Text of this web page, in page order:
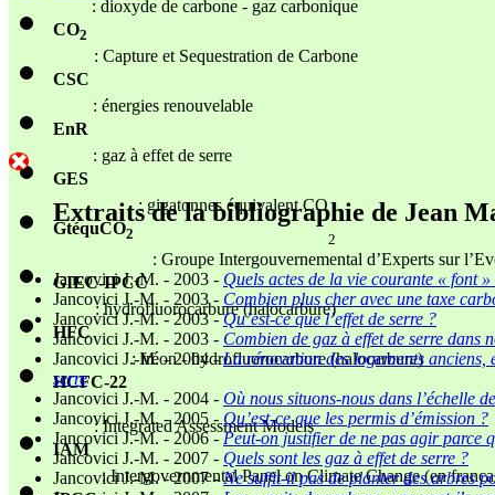
CO2 : dioxyde de carbone - gaz carbonique
CSC : Capture et Sequestration de Carbone
EnR : énergies renouvelable
GES : gaz à effet de serre
GtéquCO2: gigatonnes équivalent CO2
GIEC-IPCC: Groupe Intergouvernemental d’Experts sur
HFC: hydrofluorocarbure (halocarbure)
HCFC-22: fréon - hydrofluorocarbure (halocarbure)
IAM: Integrated Assessment Models
Extraits de la bibliographie de Jean
Jancovici J.-M. - 2003 - Quels actes de la vie courante « font »
Jancovici J.-M. - 2003 - Combien plus cher avec une taxe
Jancovici J.-M. - 2003 -Qu’est-ce que l’effet de serre ?
Jancovici J.-M. - 2003 - Combien de gaz à effet de serre dans
Jancovici J.-M. - 2004 -La rénovation des logements anciens,
serre
Jancovici J.-M. - 2004 - Où nous situons-nous dans l’échelle
Jancovici J.-M. - 2005 - Qu’est-ce que les permis d’émission ?
Jancovici J.-M. - 2006 -Peut-on justifier de ne pas agir parce
Jancovici J.-M. - 2007 - Quels sont les gaz à effet de serre ?
Jancovici J.-M. - 2007 -Ne suffit-il pas de planter des arbres